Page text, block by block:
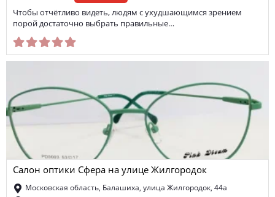
Чтобы отчётливо видеть, людям с ухудшающимся зрением
порой достаточно выбрать правильные…
Салон оптики Сфера на улице Жилгородок
Московская область, Балашиха, улица Жилгородок, 44а